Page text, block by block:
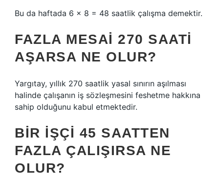
Bu da haftada 6 x 8 = 48 saatlik çalışma demektir.
FAZLA MESAI 270 SAATI
AŞARSA NE OLUR?
Yargıtay, yıllık 270 saatlik yasal sınırın aşılması
halinde çalışanın iş sözleşmesini feshetme hakkına
sahip olduğunu kabul etmektedir.
BIR IŞÇI 45 SAATTEN
FAZLA ÇALIŞIRSA NE
OLUR?